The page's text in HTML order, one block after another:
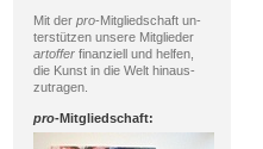
Mit der pro-Mitgliedschaft un-
terstützen unsere Mitglieder
artofferfinanziell und helfen,
die Kunst in die Welt hinaus-
zutragen.
pro-Mitgliedschaft: